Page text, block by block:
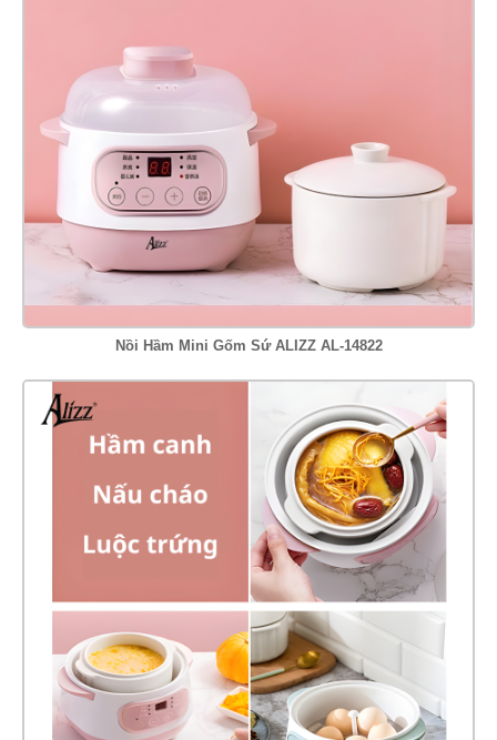
Nồi Hầm Mini Gốm Sứ ALIZZ AL-14822